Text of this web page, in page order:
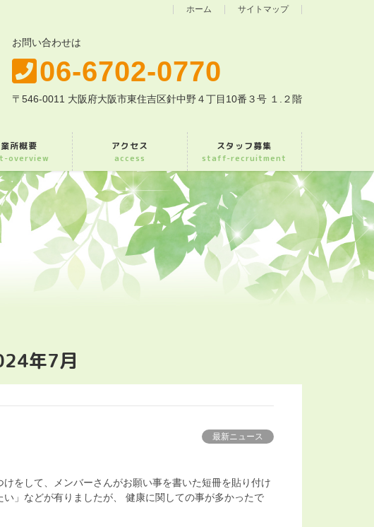
ホーム サイトマップ
お問い合わせは
06-6702-0770
〒546-0011 大阪府大阪市東住吉区針中野４丁目10番３号 １.２階
所概要
overview
アクセス
access
スタッフ募集
staff-recruitment
年7月
最新ニュース
をして、メンバーさんがお願い事を書いた短冊を貼り付け
」などが有りましたが、 健康に関しての事が多かったで